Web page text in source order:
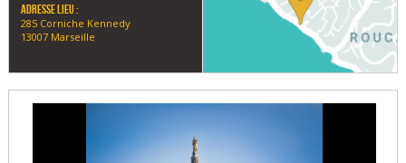
Adresse lieu :
285 Corniche Kennedy
13007 Marseille